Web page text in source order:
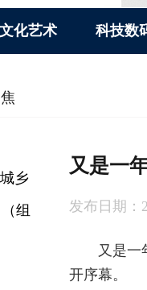
文化艺术 科技数
又是一
发布日期：
又是一年
开序幕。